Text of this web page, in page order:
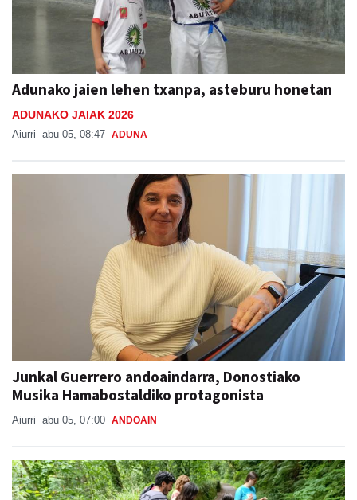
Adunako jaien lehen txanpa, asteburu honetan
ADUNAKO JAIAK 2026
Aiurri abu 05, 08:47 ADUNA
Junkal Guerrero andoaindarra, Donostiako
Musika Hamabostaldiko protagonista
Aiurri abu 05, 07:00 ANDOAIN